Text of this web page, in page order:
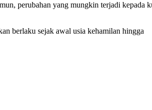
perubahan yang mungkin terjadi kepada
berlaku sejak awal usia kehamilan hingga